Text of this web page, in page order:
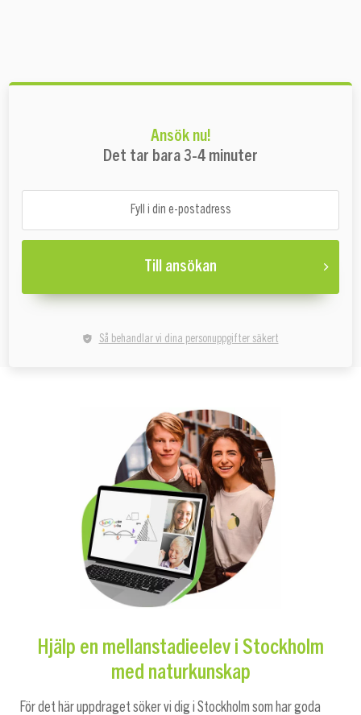
Ansök nu!
Det tar bara 3-4 minuter
Till ansökan
Så behandlar vi dina personuppgifter säkert
Hjälp en mellanstadieelev i Stockholm
med naturkunskap
För det här uppdraget söker vi dig i Stockholm som har goda